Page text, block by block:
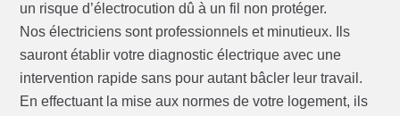
un risque d’électrocution dû à un fil non protéger.
Nos électriciens sont professionnels et minutieux. Ils
sauront établir votre diagnostic électrique avec une
intervention rapide sans pour autant bâcler leur travail.
En effectuant la mise aux normes de votre logement, ils